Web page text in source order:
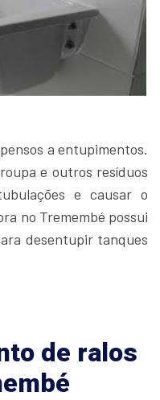
a entupimentos.
e outros resíduos
e causar o
no Tremembé possui
desentupir tanques
de ralos